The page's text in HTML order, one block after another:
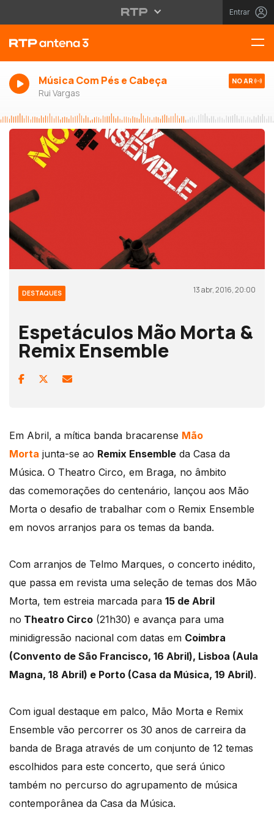
Entrar
Música Com Pés e Cabeça
Rui Vargas
NO AR
DESTAQUES 13 abr, 2016, 20:00
Espetáculos Mão Morta &
Remix Ensemble
Em Abril, a mítica banda bracarense Mão
Morta junta-se ao Remix Ensemble da Casa da
Música. O Theatro Circo, em Braga, no âmbito
das comemorações do centenário, lançou aos Mão
Morta o desafio de trabalhar com o Remix Ensemble
em novos arranjos para os temas da banda.
Com arranjos de Telmo Marques, o concerto inédito,
que passa em revista uma seleção de temas dos Mão
Morta, tem estreia marcada para 15 de Abril
no Theatro Circo (21h30) e avança para uma
minidigressão nacional com datas em Coimbra
(Convento de São Francisco, 16 Abril), Lisboa (Aula
Magna, 18 Abril) e Porto (Casa da Música, 19 Abril).
Com igual destaque em palco, Mão Morta e Remix
Ensemble vão percorrer os 30 anos de carreira da
banda de Braga através de um conjunto de 12 temas
escolhidos para este concerto, que será único
também no percurso do agrupamento de música
contemporânea da Casa da Música.